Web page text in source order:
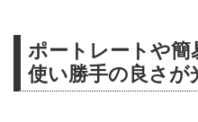
ポートレートや簡
使い勝手の良さが